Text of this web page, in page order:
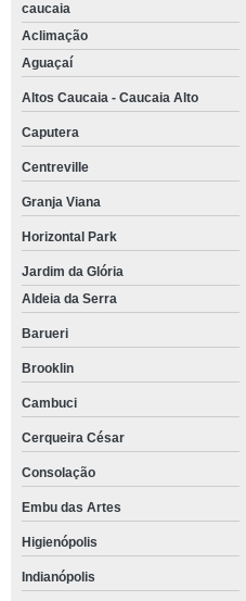
caucaia
Aclimação
Aguaçaí
Altos Caucaia - Caucaia Alto
Caputera
Centreville
Granja Viana
Horizontal Park
Jardim da Glória
Aldeia da Serra
Barueri
Brooklin
Cambuci
Cerqueira César
Consolação
Embu das Artes
Higienópolis
Indianópolis